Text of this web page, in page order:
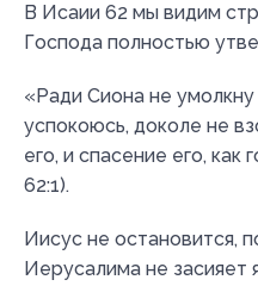
В Исаии 62 мы видим
Господа полностью
«Ради Сиона не
успокоюсь, доколе не
его, и спасение его, как
62:1).
Иисус не остановится,
Иерусалима не засияет